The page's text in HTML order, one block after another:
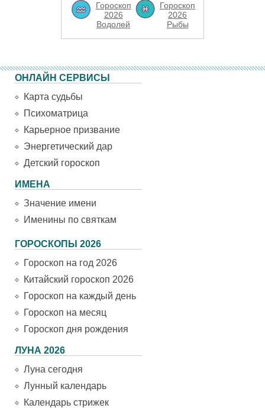
Гороскоп
2026
Водолей
Гороскоп
2026
Рыбы
ОНЛАЙН СЕРВИСЫ
Карта судьбы
Психоматрица
Карьерное призвание
Энергетический дар
Детский гороскоп
ИМЕНА
Значение имени
Именины по святкам
ГОРОСКОПЫ 2026
Гороскоп на год 2026
Китайский гороскоп 2026
Гороскоп на каждый день
Гороскоп на месяц
Гороскоп дня рождения
ЛУНА 2026
Луна сегодня
Лунный календарь
Календарь стрижек